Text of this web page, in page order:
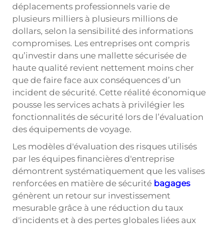
déplacements professionnels varie de
plusieurs milliers à plusieurs millions de
dollars, selon la sensibilité des informations
compromises. Les entreprises ont compris
qu’investir dans une mallette sécurisée de
haute qualité revient nettement moins cher
que de faire face aux conséquences d’un
incident de sécurité. Cette réalité économique
pousse les services achats à privilégier les
fonctionnalités de sécurité lors de l’évaluation
des équipements de voyage.
Les modèles d'évaluation des risques utilisés
par les équipes financières d'entreprise
démontrent systématiquement que les valises
renforcées en matière de sécurité bagages
génèrent un retour sur investissement
mesurable grâce à une réduction du taux
d'incidents et à des pertes globales liées aux